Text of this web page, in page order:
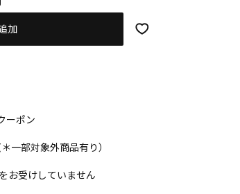
加
ーポン
一部対象外商品有り）
お受けしていません